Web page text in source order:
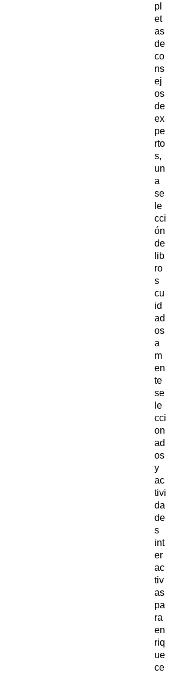
pl
et
as
de
co
ns
ej
os
de
ex
pe
rto
s,
un
a
se
le
cci
ón
de
lib
ro
s
cu
id
ad
os
a
m
en
te
se
le
cci
on
ad
os
y
ac
tivi
da
de
s
int
er
ac
tiv
as
pa
ra
en
riq
ue
ce